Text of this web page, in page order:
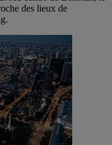
des lieux de